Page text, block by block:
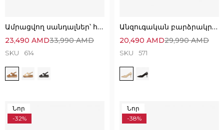
Ամրացվող սանդալներ՝ հիանալի հարմարավետ մոդել
33,990AMD
23,490 AMD
SKU 614
Անզուգական բարձրակրունկ կոշիկներ՝ հարմարավետ և նուրբ
29,990AMD
20,490 AMD
SKU 571
Նոր
-32%
Նոր
-38%